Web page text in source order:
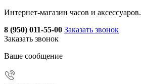
Интернет-магазин часов и аксессуаров.
8 (950) 011-55-00 Заказать звонок
Заказать звонок
Ваше сообщение